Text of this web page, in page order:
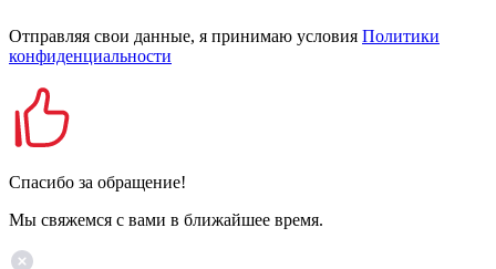
Отправляя свои данные, я принимаю условия Политики
конфиденциальности
Спасибо за обращение!
Мы свяжемся с вами в ближайшее время.